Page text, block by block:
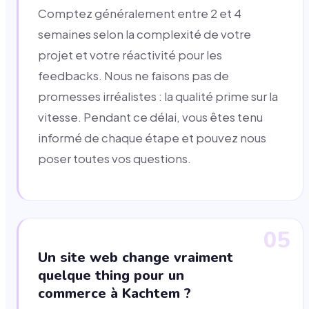
Comptez généralement entre 2 et 4
semaines selon la complexité de votre
projet et votre réactivité pour les
feedbacks. Nous ne faisons pas de
promesses irréalistes : la qualité prime sur la
vitesse. Pendant ce délai, vous êtes tenu
informé de chaque étape et pouvez nous
poser toutes vos questions.
05
Un site web change vraiment
quelque thing pour un
commerce à Kachtem ?